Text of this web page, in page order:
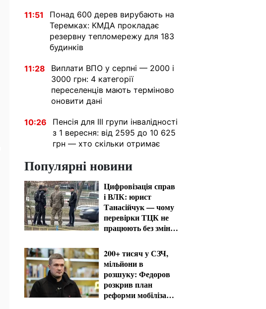
11:51
Понад 600 дерев вирубають на
Теремках: КМДА прокладає
резервну тепломережу для 183
будинків
11:28
Виплати ВПО у серпні — 2000 і
3000 грн: 4 категорії
переселенців мають терміново
оновити дані
10:26
Пенсія для III групи інвалідності
з 1 вересня: від 2595 до 10 625
грн — хто скільки отримає
Популярні новини
Цифровізація справ
і ВЛК: юрист
Танасійчук — чому
перевірки ТЦК не
працюють без зміни
200+ тисяч у СЗЧ,
мільйони в
розшуку: Федоров
розкрив план
реформи мобілізації